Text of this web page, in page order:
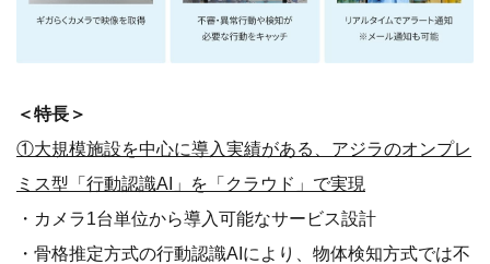
＜特長＞
①大規模施設を中心に導入実績がある、アジラのオンプレ
ミス型「行動認識AI」を「クラウド」で実現
・カメラ1台単位から導入可能なサービス設計
・骨格推定方式の行動認識AIにより、物体検知方式では不